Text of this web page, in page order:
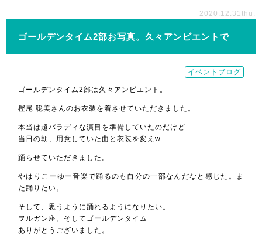
2020.12.31 thu.
ゴールデンタイム2部お写真。久々アンビエントで
イベントブログ
ゴールデンタイム2部は久々アンビエント。
樫尾 聡美さんのお衣装を着させていただきました。
本当は超バラディな演目を準備していたのだけど
当日の朝、用意していた曲と衣装を変えw
踊らせていただきました。
やはりこーゆー音楽で踊るのも自分の一部なんだなと感じた。ま
た踊りたい。
そして、思うように踊れるようになりたい。
ヲルガン座。そしてゴールデンタイム
ありがとうございました。